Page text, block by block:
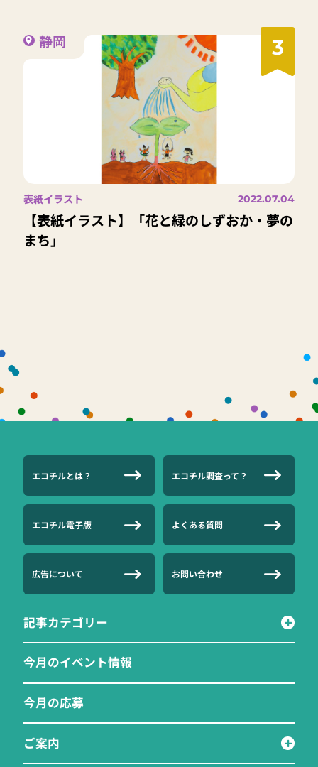
3
静岡
表紙イラスト 2022.07.04
【表紙イラスト】「花と緑のしずおか・夢の
まち」
エコチルとは？ エコチル調査って？
エコチル電子版 よくある質問
広告について お問い合わせ
記事カテゴリー
今月のイベント情報
今月の応募
ご案内